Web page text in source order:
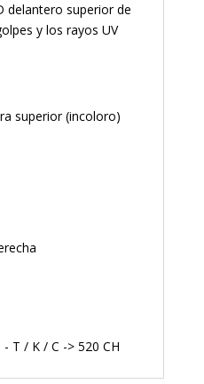
delantero superior de
y los rayos UV
superior (incoloro)
- T / K / C -> 520 CH